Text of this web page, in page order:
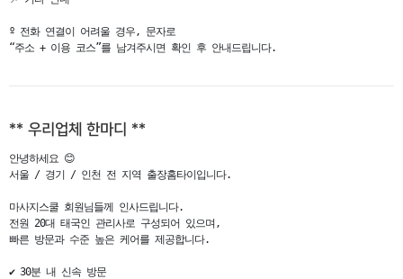
º 전화 연결이 어려울 경우, 문자로
“주소 + 이용 코스”를 남겨주시면 확인 후 안내드립니다.
** 우리업체 한마디 **
안녕하세요 😊
서울 / 경기 / 인천 전 지역 출장홈타이입니다.
마사지스쿨 회원님들께 인사드립니다.
전원 20대 태국인 관리사로 구성되어 있으며,
빠른 방문과 수준 높은 케어를 제공합니다.
✔ 30분 내 신속 방문